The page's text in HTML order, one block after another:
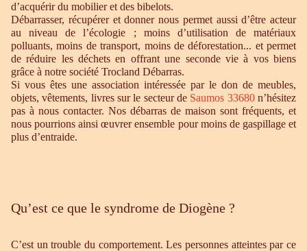
d’acquérir du mobilier et des bibelots.
Débarrasser, récupérer et donner nous permet aussi d’être acteur
au niveau de l’écologie ; moins d’utilisation de matériaux
polluants, moins de transport, moins de déforestation... et permet
de réduire les déchets en offrant une seconde vie à vos biens
grâce à notre société Trocland Débarras.
Si vous êtes une association intéressée par le don de meubles,
objets, vêtements, livres sur le secteur de Saumos 33680n’hésitez
pas à nous contacter. Nos débarras de maison sont fréquents, et
nous pourrions ainsi œuvrer ensemble pour moins de gaspillage et
plus d’entraide.
Qu’est ce que le syndrome de Diogène ?
C’est un trouble du comportement. Les personnes atteintes par ce